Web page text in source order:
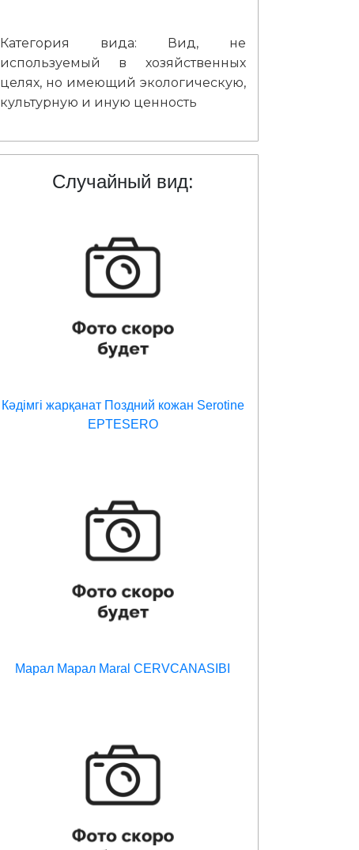
Категория вида: Вид, не
используемый в хозяйственных
целях, но имеющий экологическую,
культурную и иную ценность
Случайный вид:
Кəдімгі жарқанат Поздний кожан Serotine
EPTESERO
Марал Марал Maral CERVCANASIBI